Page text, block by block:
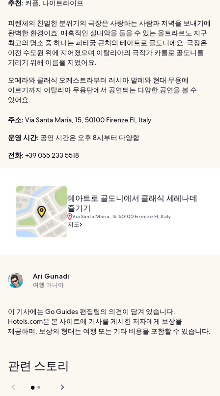
추천: 커플, 나이트라이프
피렌체의 친밀한 분위기의 극장은 사랑하는 사람과 저녁을 보내기에
완벽한 환경이죠. 매혹적인 실내악을 들을 수 있는 올트라르노 지구
최고의 명소 중 하나는 피타궁 근처의 테아트로 골도니에요. 극장은
이전 수도원 위에 지어졌으며 이탈리아의 극작가 카를로 골도니를
기리기 위해 이름을 지었어요.
오페라와 클래식 오케스트라부터 러시아 발레와 현대 무용에
이르기까지 이탈리아 무용단에서 공연되는 다양한 공연을 볼 수
있어요.
주소: Via Santa Maria, 15, 50100 Firenze FI, Italy
운영 시간: 공연 시간은 오후 8시부터 다양함
전화: +39 055 233 5518
테아트로 골도니에서 클래식 세레나데
즐기기
Via Santa Maria, 15, 50100 Firenze FI, Italy
지도
Ari Gunadi
여행 마니아
이 기사에는 Go Guides 편집팀의 의견이 담겨 있습니다.
Hotels.com은 본 사이트에 기사를 게시한 저자에게 보상을
제공하며, 보상의 형태는 여행 또는 기타 비용을 포함할 수 있습니다.
관련 스토리